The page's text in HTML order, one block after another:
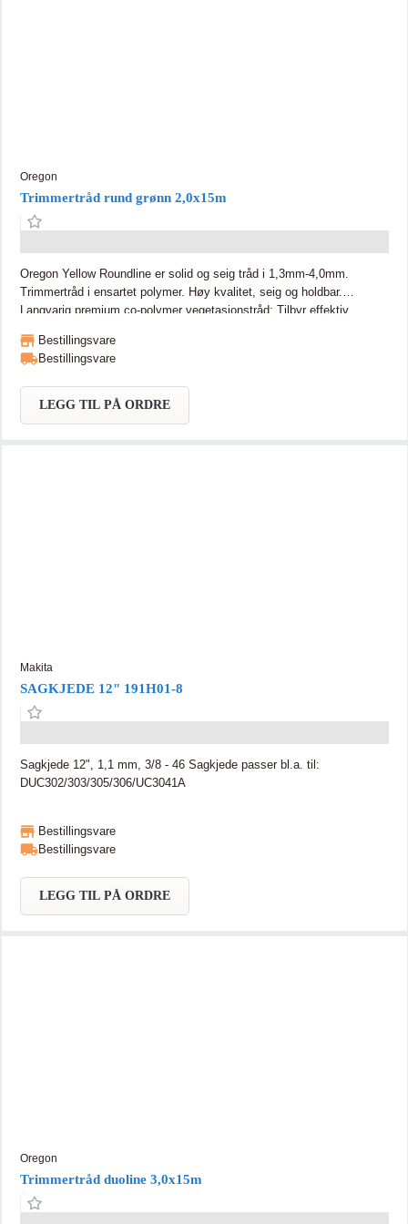
Oregon
Trimmertråd rund grønn 2,0x15m
Oregon Yellow Roundline er solid og seig tråd i 1,3mm-4,0mm.
Trimmertråd i ensartet polymer. Høy kvalitet, seig og holdbar.
Langvarig premium co-polymer vegetasjonstråd: Tilbyr effektiv
enkelt, når du trimmer plenen eller kanter. Ideell for huseiere, gartnere
og gjør-det-selv-folk: Praktisk, brukervennlig og lett å erstatte.
trimmertråden pen og flokefri. Egnet økonomialternativ. Passer alle
standard trimmerhoder designet for 2mm tråd.
Bestillingsvare
Bestillingsvare
LEGG TIL PÅ ORDRE
Makita
SAGKJEDE 12" 191H01-8
Sagkjede 12", 1,1 mm, 3/8 - 46 Sagkjede passer bl.a. til:
DUC302/303/305/306/UC3041A
Bestillingsvare
Bestillingsvare
LEGG TIL PÅ ORDRE
Oregon
Trimmertråd duoline 3,0x15m